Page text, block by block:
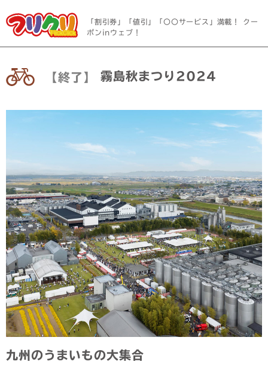
「割引券」「値引」「〇〇サービス」満載！ クー
ポンinウェブ！
【終了】 霧島秋まつり2024
九州のうまいもの大集合